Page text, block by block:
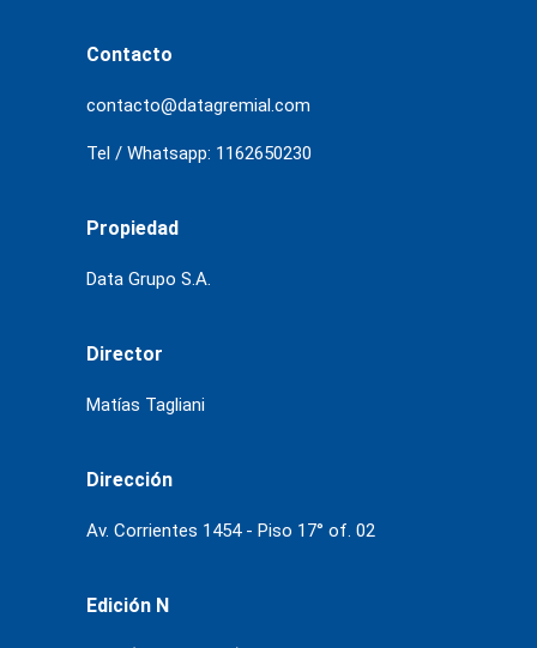
Contacto
contacto@datagremial.com
Tel / Whatsapp: 1162650230
Propiedad
Data Grupo S.A.
Director
Matías Tagliani
Dirección
Av. Corrientes 1454 - Piso 17° of. 02
Edición N